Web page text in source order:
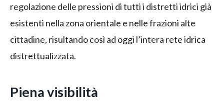
regolazione delle pressioni di tutti i distretti idrici già
esistenti nella zona orientale e nelle frazioni alte
cittadine, risultando così ad oggi l’intera rete idrica
distrettualizzata.
Piena visibilità